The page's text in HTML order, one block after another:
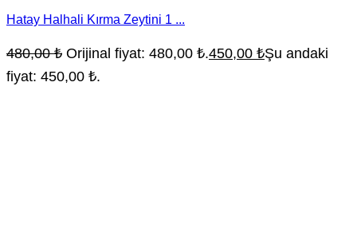
Hatay Halhali Kırma Zeytini 1 ...
480,00₺ Orijinal fiyat: 480,00 ₺.450,00 ₺Şu andaki
fiyat: 450,00 ₺.